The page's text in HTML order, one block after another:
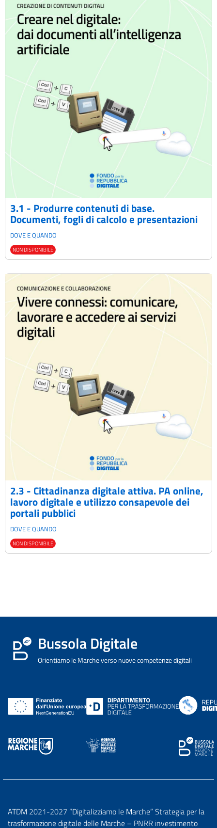
3.1 - Produrre contenuti di base.
Documenti, fogli di calcolo e presentazioni
DOVE E QUANDO
NON DISPONIBILE
2.3 - Cittadinanza digitale attiva. PA online,
lavoro digitale e utilizzo consapevole dei
portali pubblici
DOVE E QUANDO
NON DISPONIBILE
Bussola Digitale
Orientiamo le Marche verso nuove competenze digitali
ATDM 2021-2027 “Digitalizziamo le Marche” Strategia per la
trasformazione digitale delle Marche – PNRR investimento